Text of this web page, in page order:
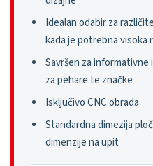
Idealan odabir za
kada je potrebna visoka
Savršen za
za pehare te značke
Isključivo CNC obrada
Standardna dimezija
dimenzije na upit